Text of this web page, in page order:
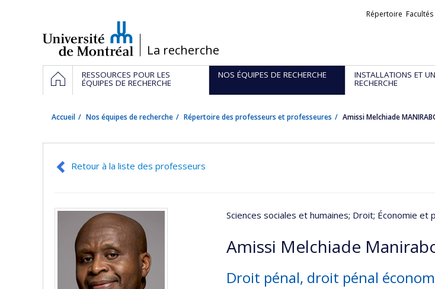
/La recherche
Liens
Répertoire Facultés
Navigation
principale
ACCUEILRESSOURCES POUR LES
ÉQUIPES DE RECHERCHE
NOS ÉQUIPES DE RECHERCHE INSTALLATIONS ET
RECHERCHE
Accueil Nos équipes de recherche Répertoire des professeurs et professeures Amissi Melchiade
Retour à la liste des professeurs
Sciences sociales et humaines; Droit; Économie et
Amissi Melchiade
Droit pénal, droit pénal